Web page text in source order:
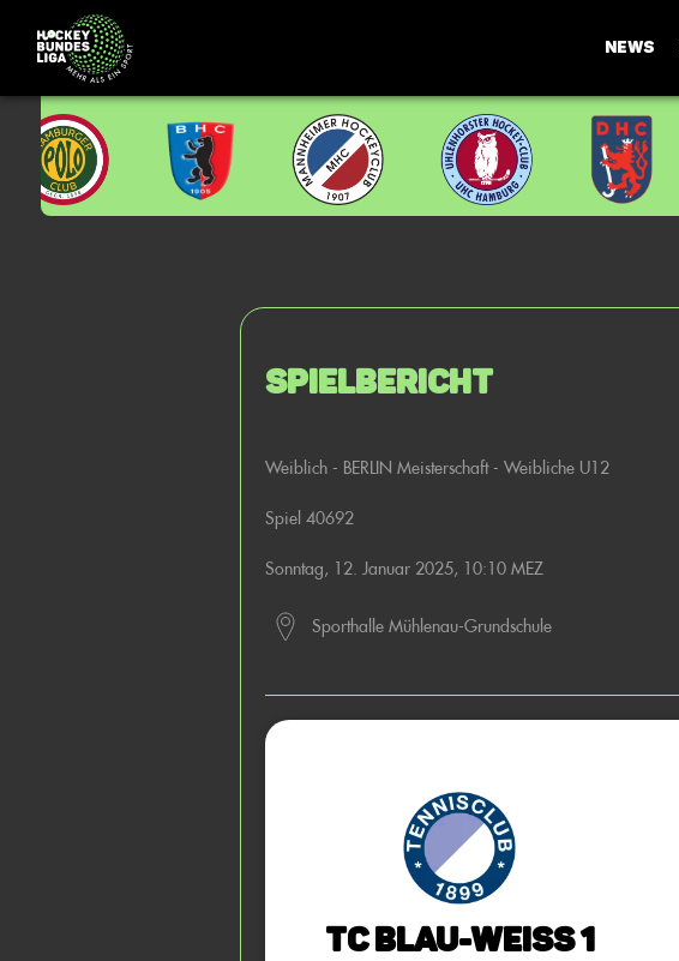
NEWS
Spielbericht
Weiblich - BERLIN Meisterschaft - Weibliche U12
Spiel 40692
Sonntag, 12. Januar 2025, 10:10 MEZ
Sporthalle Mühlenau-Grundschule
TC Blau-Weiss 1